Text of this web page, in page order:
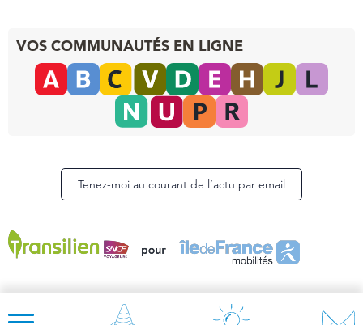
VOS COMMUNAUTÉS EN LIGNE
Tenez-moi au courant de l’actu par email